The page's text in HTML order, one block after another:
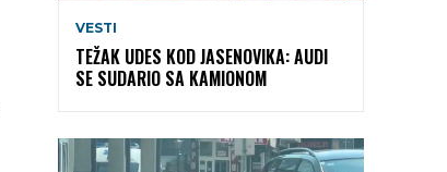
VESTI
TEŽAK UDES KOD JASENOVIKA: AUDI
SE SUDARIO SA KAMIONOM